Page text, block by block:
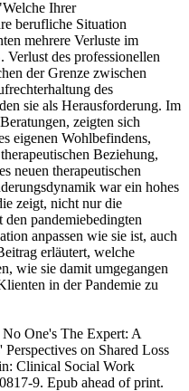
Ihrer
berufliche Situation
mehrere Verluste im
des professionellen
der Grenze zwischen
des
sie als Herausforderung. Im
zeigten sich
eigenen Wohlbefindens,
Beziehung,
neuen therapeutischen
war ein hohes
zeigt, nicht nur die
pandemiebedingten
anpassen wie sie ist, auch
erläutert, welche
wie sie damit umgegangen
in der Pandemie zu
One's The Expert: A
on Shared Loss
Clinical Social Work
9. Epub ahead of print.